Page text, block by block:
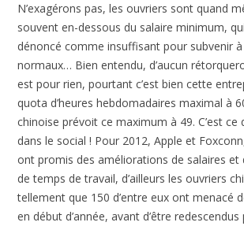
N’exagérons pas, les ouvriers sont quand
souvent en-dessous du salaire minimum,
dénoncé comme insuffisant pour subvenir
normaux… Bien entendu, d’aucun
est pour rien, pourtant c’est bien cette
quota d’heures hebdomadaires maximal à
chinoise prévoit ce maximum à 49. C’est ce
dans le social ! Pour 2012, Apple et
ont promis des améliorations de salaires et
de temps de travail, d’ailleurs les ouvriers
tellement que 150 d’entre eux ont menacé
en début d’année, avant d’être redescendus